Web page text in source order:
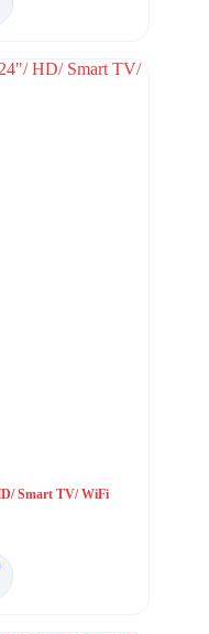
Smart TV/ WiFi